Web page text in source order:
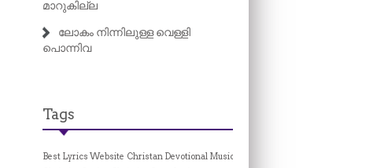
മാറുകില്ല
ലോകം നിന്നിലുള്ള വെള്ളി
പൊന്നിവ
Tags
Best Lyrics Website Christan Devotional Music